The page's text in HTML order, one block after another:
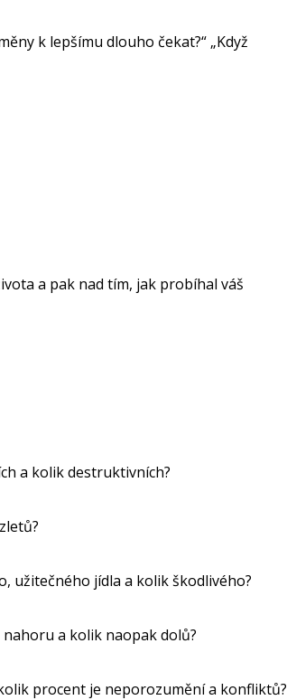
k lepšímu dlouho čekat?“ „Když
a pak nad tím, jak probíhal váš
a kolik destruktivních?
užitečného jídla a kolik škodlivého?
a kolik naopak dolů?
procent je neporozumění a konfliktů?